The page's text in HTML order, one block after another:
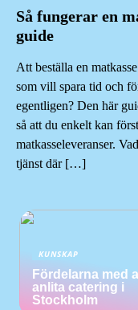
Så fungerar en
guide
Att beställa en
som vill spara tid och
egentligen? Den här
så att du enkelt kan
matkasseleveranser.
tjänst där […]
KUNSKAP
Fördelarna med
anlita catering i
Stockholm